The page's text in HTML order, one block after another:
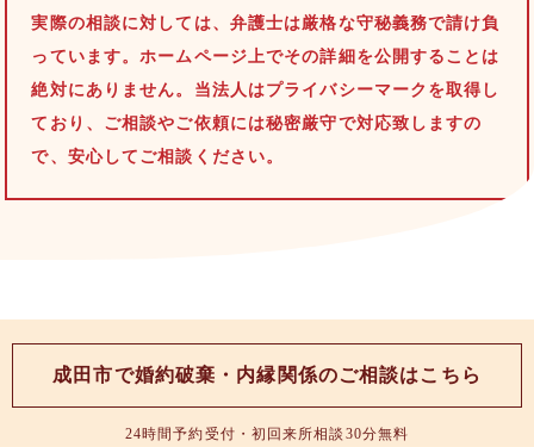
実際の相談に対しては、弁護士は厳格な守秘義務で請け負
っています。ホームページ上でその詳細を公開することは
絶対にありません。当法人はプライバシーマークを取得し
ており、ご相談やご依頼には秘密厳守で対応致しますの
で、安心してご相談ください。
成田市で婚約破棄・内縁関係のご相談はこちら
24時間予約受付・初回来所相談30分無料